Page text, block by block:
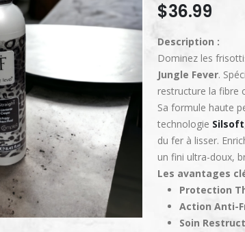
$36.99
Description :
Dominez les
Jungle Fever.
restructure la fibre
Sa formule haute
technologie Silsoft
du fer à lisser.
un fini ultra-doux,
Les avantages
Protection
Action Anti-
Soin